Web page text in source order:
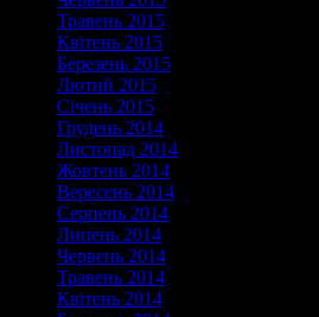
Травень 2015
Квітень 2015
Березень 2015
Лютий 2015
Січень 2015
Грудень 2014
Листопад 2014
Жовтень 2014
Вересень 2014
Серпень 2014
Липень 2014
Червень 2014
Травень 2014
Квітень 2014